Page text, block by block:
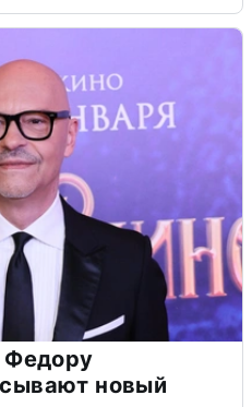
Федору
новый